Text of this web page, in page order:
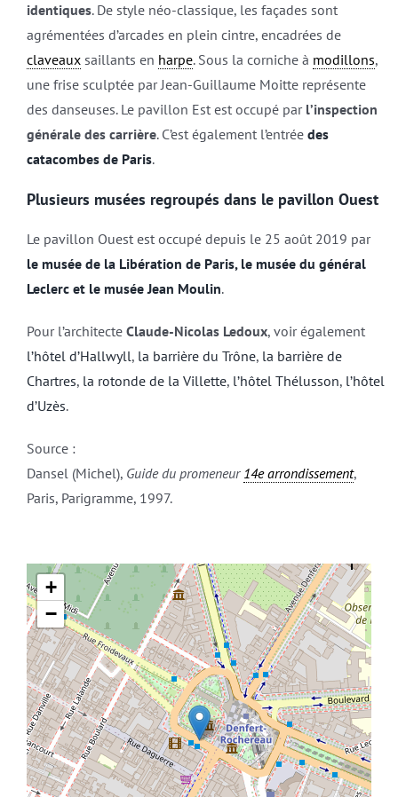
identiques. De style néo-classique, les façades sont
agrémentées d’arcades en plein cintre, encadrées de
claveauxsaillants en harpe. Sous la corniche à modillons,
une frise sculptée par Jean-Guillaume Moitte représente
des danseuses. Le pavillon Est est occupé par l’inspection
générale des carrière. C’est également l’entrée des
catacombes de Paris.
Plusieurs musées regroupés dans le pavillon Ouest
Le pavillon Ouest est occupé depuis le 25 août 2019 par
le musée de la Libération de Paris, le musée du général
Leclerc et le musée Jean Moulin.
Pour l’architecte Claude-Nicolas Ledoux, voir également
l’hôtel d’Hallwyll, la barrière du Trône, la barrière de
Chartres, la rotonde de la Villette, l’hôtel Thélusson, l’hôtel
d’Uzès.
Source :
Dansel (Michel), Guide du promeneur 14e arrondissement,
Paris, Parigramme, 1997.
+
−